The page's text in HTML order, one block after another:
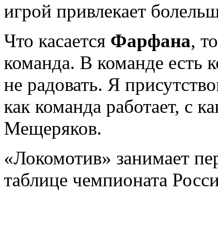
игрой привлекает
Что касается Фарфана,
команда. В команде есть
не радовать. Я
как команда работает, с
Мещеряков.
«Локомотив» занимает
таблице чемпионата